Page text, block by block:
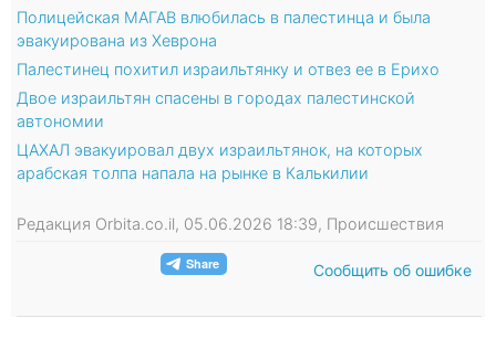
Полицейская МАГАВ влюбилась в палестинца и была
эвакуирована из Хеврона
Палестинец похитил израильтянку и отвез ее в Ерихо
Двое израильтян спасены в городах палестинской
автономии
ЦАХАЛ эвакуировал двух израильтянок, на которых
арабская толпа напала на рынке в Калькилии
Редакция Orbita.co.il, 05.06.2026 18:39, Происшествия
Сообщить об ошибке